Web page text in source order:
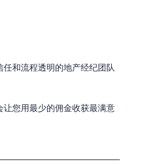
和流程透明的地产经纪团队
您用最少的佣金收获最满意